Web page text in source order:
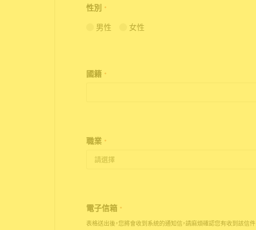
性別 *
男性 女性
國籍 *
職業 *
電子信箱 *
表格送出後，您將會收到系統的通知信，請麻煩確認您有收到該信件